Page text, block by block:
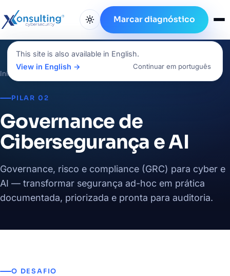
Marcar diagnóstico
Início Governance de Cibersegurança e AI
PILAR 02
Governance de
Cibersegurança e AI
Governance, risco e compliance (GRC) para cyber e
AI — transformar segurança ad-hoc em prática
documentada, priorizada e pronta para auditoria.
O DESAFIO
This site is also available in English.
View in English →
Continuar em português